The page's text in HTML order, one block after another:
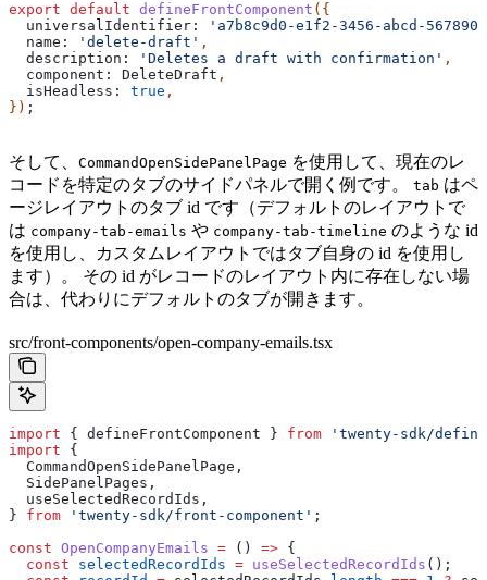
export default defineFrontComponent ({
  universalIdentifier:
'a7b8c9d0-e1f2-3456-abcd-
  name:
'delete-draft' ,
  description:
'Deletes a draft with confirmation' ,
  component:
DeleteDraft ,
  isHeadless:
true ,
}) ;
そして、 CommandOpenSidePanelPage を使用して、現在のレ
コードを特定のタブのサイドパネルで開く例です。 tab はペ
ージレイアウトのタブ id です（デフォルトのレイアウトで
は company-tab-emails や company-tab-timeline のような id
を使用し、カスタムレイアウトではタブ自身の id を使用し
ます）。 その id がレコードのレイアウト内に存在しない場
合は、代わりにデフォルトのタブが開きます。
src/front-components/open-company-emails.tsx
import { defineFrontComponent } from 'twenty-sdk/
import {
  CommandOpenSidePanelPage
,
  SidePanelPages
,
  useSelectedRecordIds
,
} from 'twenty-sdk/front-component' ;
const OpenCompanyEmails = () => {
  const
selectedRecordIds = useSelectedRecordIds ();